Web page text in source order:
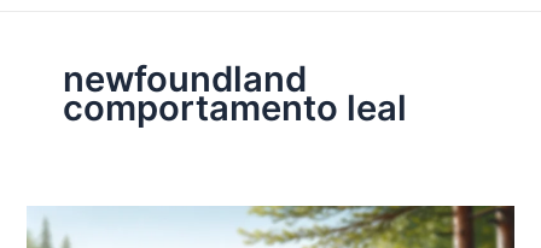
newfoundland
comportamento leal